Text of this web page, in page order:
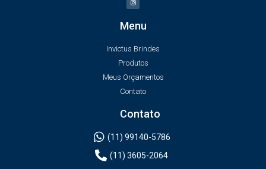
Menu
Invictus Brindes
Produtos
Meus Orçamentos
Contato
Contato
(11) 99140-5786
(11) 3605-2064